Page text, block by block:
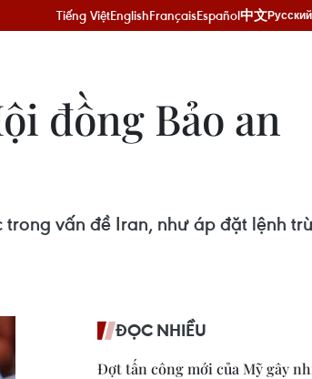
Tiếng ViệtEnglishFrançaisEspañol中文Русский
đồng Bảo an
vấn đề Iran, như áp đặt lệnh
ĐỌC NHIỀU
Đợt tấn công mới của Mỹ gây